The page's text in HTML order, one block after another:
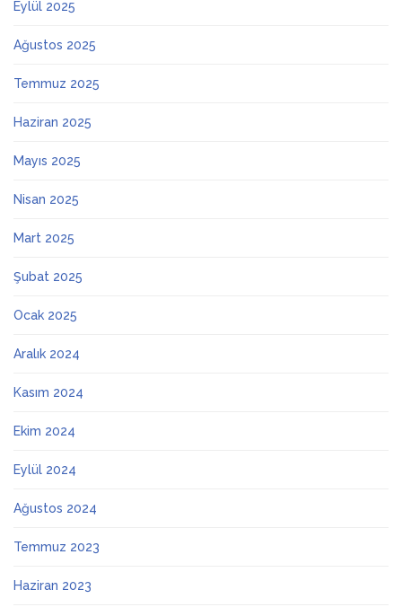
Eylül 2025
Ağustos 2025
Temmuz 2025
Haziran 2025
Mayıs 2025
Nisan 2025
Mart 2025
Şubat 2025
Ocak 2025
Aralık 2024
Kasım 2024
Ekim 2024
Eylül 2024
Ağustos 2024
Temmuz 2023
Haziran 2023